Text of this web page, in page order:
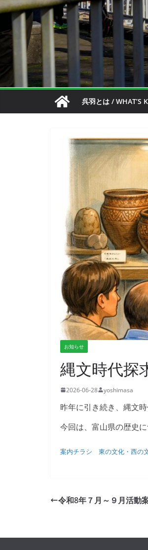
呉羽とは / WHAT’S
お知らせ
縄文時代探
2026-06-28 yoshimasa
昨年に引き続き、縄文
今回は、富山県の歴史
案内チラシ 東の文化・西の
令和8年７月～９月活動